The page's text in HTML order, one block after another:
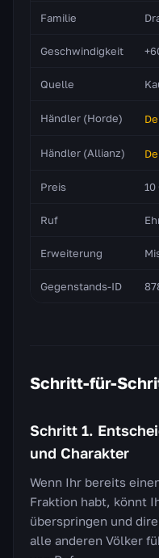
Familie
Geschwindigkeit
Quelle
Händler (Horde)
Händler (Allianz)
Preis 10
Ruf
Erweiterung
Gegenstands-ID
Schritt-für-
Schritt 1.
und Charakter
Wenn Ihr bereits
Fraktion habt, könnt
überspringen und
alle anderen Völker